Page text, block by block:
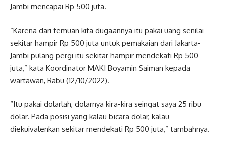
Jambi mencapai Rp 500 juta.
“Karena dari temuan kita dugaannya itu pakai uang senilai
sekitar hampir Rp 500 juta untuk pemakaian dari Jakarta-
Jambi pulang pergi itu sekitar hampir mendekati Rp 500
juta,” kata Koordinator MAKI Boyamin Saiman kepada
wartawan, Rabu (12/10/2022).
“Itu pakai dolarlah, dolarnya kira-kira seingat saya 25 ribu
dolar. Pada posisi yang kalau bicara dolar, kalau
diekuivalenkan sekitar mendekati Rp 500 juta,” tambahnya.